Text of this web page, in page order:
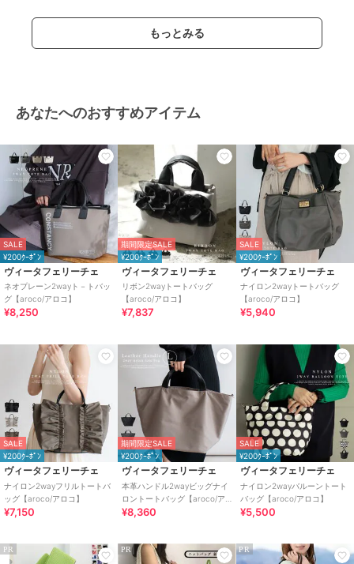
もっとみる
あなたへのおすすめアイテム
SALE
¥200ｸｰﾎﾟﾝ
ヴィータフェリーチェ
ネオプレーン2wayト－トバッ
グ【aroco/アロコ】
¥8,250
期間限定SALE
¥200ｸｰﾎﾟﾝ
ヴィータフェリーチェ
リボン2wayトートバッグ
【aroco/アロコ】
¥7,837
SALE
¥200ｸｰﾎﾟﾝ
ヴィータフェリーチェ
ナイロン2wayトートバッグ
【aroco/アロコ】
¥5,940
SALE
¥200ｸｰﾎﾟﾝ
ヴィータフェリーチェ
ナイロン2wayフリルトートバ
ッグ【aroco/アロコ】
¥7,150
期間限定SALE
¥200ｸｰﾎﾟﾝ
ヴィータフェリーチェ
本革ハンドル2wayビッグナイ
ロントートバッグ【aroco/ア
ロコ】
¥8,360
SALE
¥200ｸｰﾎﾟﾝ
ヴィータフェリーチェ
ナイロン2wayバルーントート
バッグ【aroco/アロコ】
¥5,500
PR PR PR